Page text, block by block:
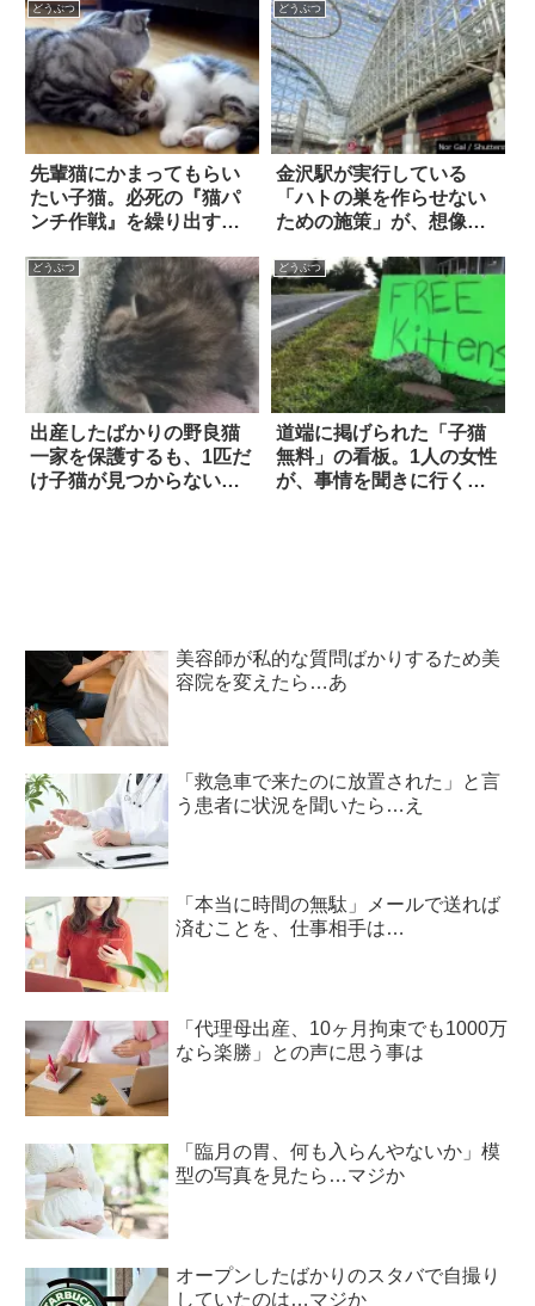
どうぶつ
先輩猫にかまってもらい
たい子猫。必死の『猫パ
ンチ作戦』を繰り出す
てしまって…！？
どうぶつ
金沢駅が実行している
「ハトの巣を作らせない
ための施策」が、想像以
どうぶつ
出産したばかりの野良猫
一家を保護するも、1匹だ
け子猫が見つからない。
どうぶつ
道端に掲げられた「子猫
無料」の看板。1人の女性
が、事情を聞きに行く
美容師が私的な質問ばかりするため美
容院を変えたら…あ
「救急車で来たのに放置された」と言
う患者に状況を聞いたら…え
「本当に時間の無駄」メールで送れば
済むことを、仕事相手は…
「代理母出産、10ヶ月拘束でも1000万
なら楽勝」との声に思う事は
「臨月の胃、何も入らんやないか」模
型の写真を見たら…マジか
オープンしたばかりのスタバで自撮り
していたのは…マジか